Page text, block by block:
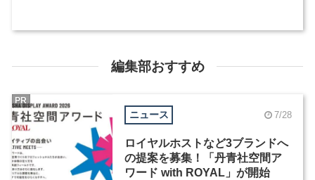
編集部おすすめ
ニュース 7/28
ロイヤルホストなど3ブランドへ
の提案を募集！「丹青社空間ア
ワード with ROYAL」が開始
PR